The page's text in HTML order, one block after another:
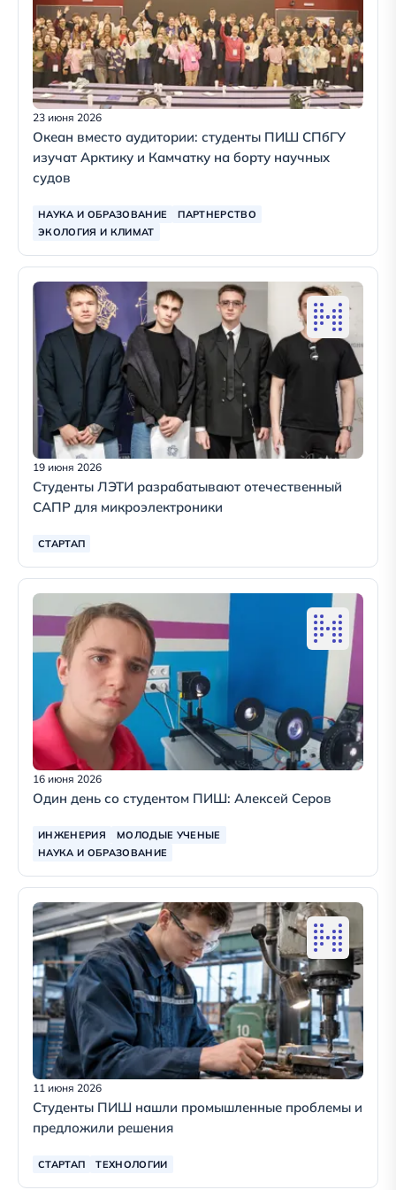
23 июня 2026
Океан вместо аудитории: студенты ПИШ СПбГУ
изучат Арктику и Камчатку на борту научных
судов
НАУКА И ОБРАЗОВАНИЕ
ПАРТНЕРСТВО
ЭКОЛОГИЯ И КЛИМАТ
19 июня 2026
Студенты ЛЭТИ разрабатывают отечественный
САПР для микроэлектроники
СТАРТАП
16 июня 2026
Один день со студентом ПИШ: Алексей Серов
ИНЖЕНЕРИЯ
МОЛОДЫЕ УЧЕНЫЕ
НАУКА И ОБРАЗОВАНИЕ
11 июня 2026
Студенты ПИШ нашли промышленные проблемы и
предложили решения
СТАРТАП ТЕХНОЛОГИИ